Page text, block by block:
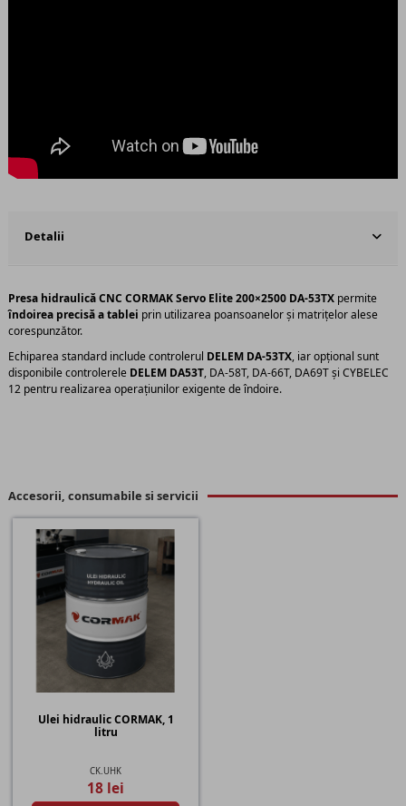
Detalii
Presa hidraulică CNC CORMAKServo Elite 200×2500 DA-53TX permite
îndoirea precisă a tablei prin utilizarea poansoanelor și matrițelor alese
corespunzător.
Echiparea standard include controlerul DELEM DA-53TX, iar opțional sunt
disponibile controlerele DELEM DA53T, DA-58T, DA-66T, DA69T și CYBELEC
12 pentru realizarea operațiunilor exigente de îndoire.
Accesorii, consumabile si servicii
Ulei hidraulic CORMAK, 1
litru
CK.UHK
18 lei